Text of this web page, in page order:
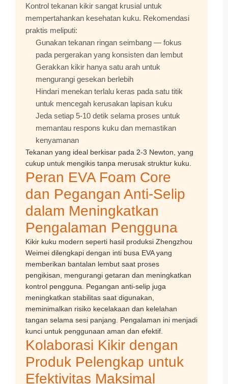
Kontrol tekanan kikir sangat krusial untuk
mempertahankan kesehatan kuku. Rekomendasi
praktis meliputi:
Gunakan tekanan ringan seimbang — fokus
pada pergerakan yang konsisten dan lembut
Gerakkan kikir hanya satu arah untuk
mengurangi gesekan berlebih
Hindari menekan terlalu keras pada satu titik
untuk mencegah kerusakan lapisan kuku
Jeda setiap 5-10 detik selama proses untuk
memantau respons kuku dan memastikan
kenyamanan
Tekanan yang ideal berkisar pada 2-3 Newton, yang
cukup untuk mengikis tanpa merusak struktur kuku.
Peran EVA Foam Core
dan Pegangan Anti-Selip
dalam Meningkatkan
Pengalaman Pengguna
Kikir kuku modern seperti hasil produksi Zhengzhou
Weimei dilengkapi dengan inti busa EVA yang
memberikan bantalan lembut saat proses
pengikisan, mengurangi getaran dan meningkatkan
kontrol pengguna. Pegangan anti-selip juga
meningkatkan stabilitas saat digunakan,
meminimalkan risiko kecelakaan dan kelelahan
tangan selama sesi panjang. Pengalaman ini menjadi
kunci untuk penggunaan aman dan efektif.
Kolaborasi Kikir dengan
Produk Pelengkap untuk
Efektivitas Maksimal